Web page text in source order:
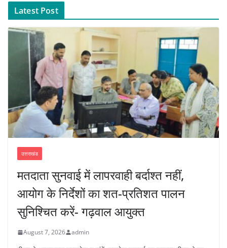
Latest Post
उत्तराखंड
मतदाता सुनवाई में लापरवाही बर्दाश्त नहीं,
आयोग के निर्देशों का शत-प्रतिशत पालन
सुनिश्चित करें- गढ़वाल आयुक्त
August 7, 2026 admin